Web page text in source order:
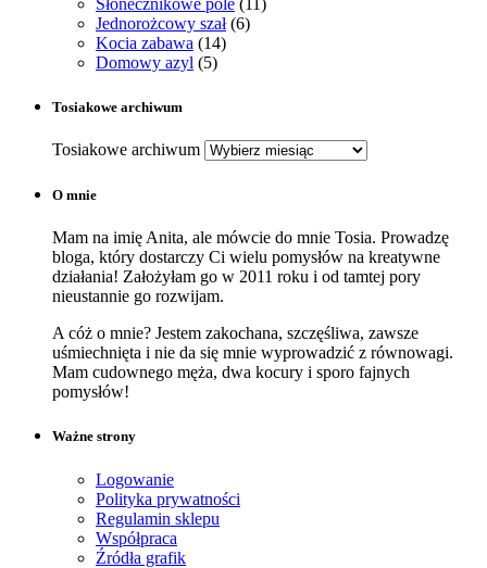
Jednorożcowy szał (6)
Kocia zabawa (14)
Domowy azyl (5)
Tosiakowe archiwum
Tosiakowe archiwum
O mnie
Mam na imię Anita, ale mówcie do mnie Tosia. Prowadzę
bloga, który dostarczy Ci wielu pomysłów na kreatywne
działania! Założyłam go w 2011 roku i od tamtej pory
nieustannie go rozwijam.
A cóż o mnie? Jestem zakochana, szczęśliwa, zawsze
uśmiechnięta i nie da się mnie wyprowadzić z równowagi.
Mam cudownego męża, dwa kocury i sporo fajnych
pomysłów!
Ważne strony
Logowanie
Polityka prywatności
Regulamin sklepu
Współpraca
Źródła grafik